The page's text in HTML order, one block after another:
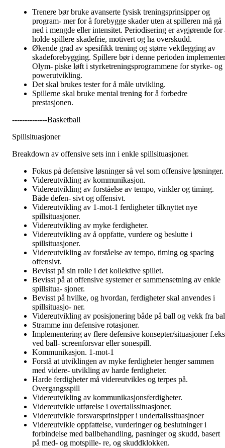
Trenere bør bruke avanserte fysisk treningsprinsipper og
program- mer for å forebygge skader uten at spilleren må gå
ned i mengde eller intensitet. Periodisering er avgjørende for
holde spillere skadefrie, motivert og ha overskudd.
Økende grad av spesifikk trening og større vektlegging av
skadeforebygging. Spillere bør i denne perioden
Olym- piske løft i styrketreningsprogrammene for styrke- og
powerutvikling.
Det skal brukes tester for å måle utvikling.
Spillerne skal bruke mental trening for å forbedre
prestasjonen.
--------------Basketball
Spillsituasjoner
Breakdown av offensive sets inn i enkle spillsituasjoner.
Fokus på defensive løsninger så vel som offensive løsninger.
Videreutvikling av kommunikasjon.
Videreutvikling av forståelse av tempo, vinkler og timing.
Både defen- sivt og offensivt.
Videreutvikling av 1-mot-1 ferdigheter tilknyttet nye
spillsituasjoner.
Videreutvikling av myke ferdigheter.
Videreutvikling av å oppfatte, vurdere og beslutte i
spillsituasjoner.
Videreutvikling av forståelse av tempo, timing og spacing
offensivt.
Bevisst på sin rolle i det kollektive spillet.
Bevisst på at offensive systemer er sammensetning av enkle
spillsitua- sjoner.
Bevisst på hvilke, og hvordan, ferdigheter skal anvendes i
spillsituasjo- ner.
Videreutvikling av posisjonering både på ball og vekk fra
Stramme inn defensive rotasjoner.
Implementering av flere defensive konsepter/situasjoner
ved ball- screenforsvar eller sonespill.
Kommunikasjon. 1-mot-1
Forstå at utviklingen av myke ferdigheter henger sammen
med videre- utvikling av harde ferdigheter.
Harde ferdigheter må videreutvikles og terpes på.
Overgangsspill
Videreutvikling av kommunikasjonsferdigheter.
Videreutvikle utførelse i overtallssituasjoner.
Videreutvikle forsvarsprinsipper i undertallssituasjnoer
Videreutvikle oppfattelse, vurderinger og beslutninger i
forbindelse med ballbehandling, pasninger og skudd, basert
på med- og motspille- re, og skuddklokken.